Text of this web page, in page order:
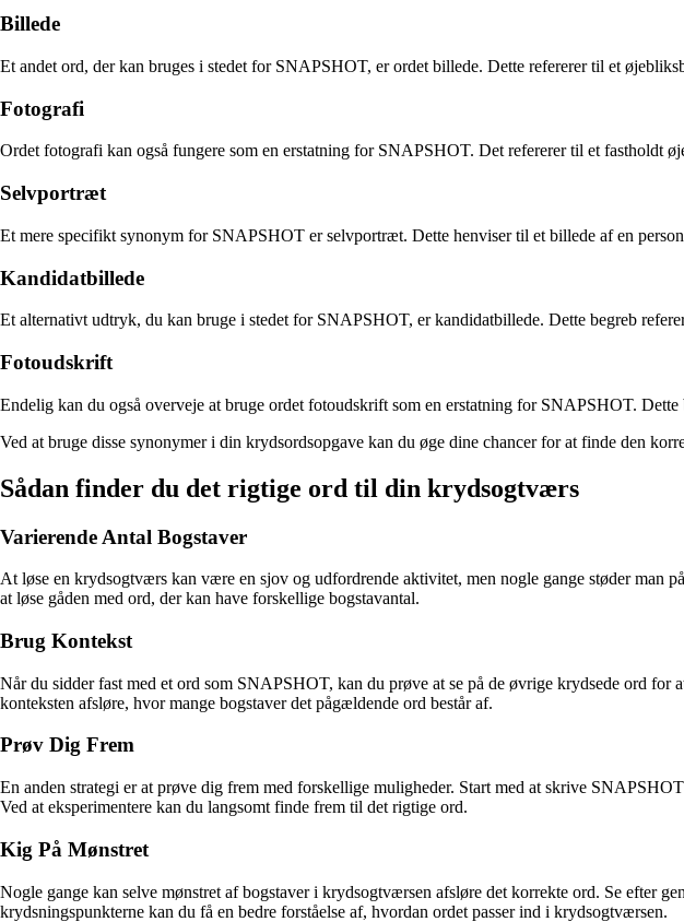
Billede
Et andet ord, der kan bruges i stedet for SNAPSHOT, er ordet billede. Dette refererer til et
Fotografi
Ordet fotografi kan også fungere som en erstatning for SNAPSHOT. Det refererer til et fastholdt
Selvportræt
Et mere specifikt synonym for SNAPSHOT er selvportræt. Dette henviser til et billede af en
Kandidatbillede
Et alternativt udtryk, du kan bruge i stedet for SNAPSHOT, er kandidatbillede. Dette begreb
Fotoudskrift
Endelig kan du også overveje at bruge ordet fotoudskrift som en erstatning for SNAPSHOT.
Ved at bruge disse synonymer i din krydsordsopgave kan du øge dine chancer for at finde den
Sådan finder du det rigtige ord til din krydsogtværs
Varierende Antal Bogstaver
At løse en krydsogtværs kan være en sjov og udfordrende aktivitet, men nogle gange støder
at løse gåden med ord, der kan have forskellige bogstavantal.
Brug Kontekst
Når du sidder fast med et ord som SNAPSHOT, kan du prøve at se på de øvrige krydsede ord
konteksten afsløre, hvor mange bogstaver det pågældende ord består af.
Prøv Dig Frem
En anden strategi er at prøve dig frem med forskellige muligheder. Start med at skrive
Ved at eksperimentere kan du langsomt finde frem til det rigtige ord.
Kig På Mønstret
Nogle gange kan selve mønstret af bogstaver i krydsogtværsen afsløre det korrekte ord. Se efter
krydsningspunkterne kan du få en bedre forståelse af, hvordan ordet passer ind i krydsogtværsen.